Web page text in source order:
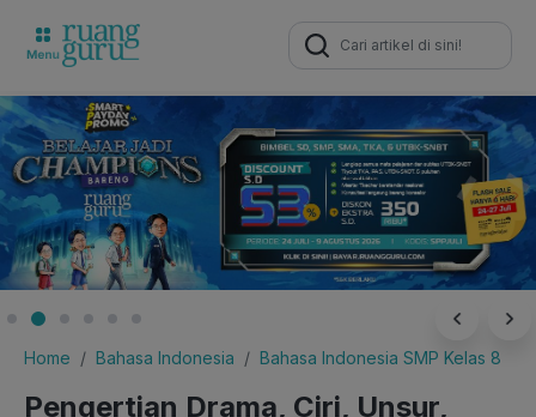
Search
for:
Home Bahasa Indonesia Bahasa Indonesia SMP Kelas 8
Pengertian Drama, Ciri, Unsur,